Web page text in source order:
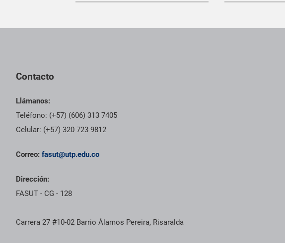
Contacto
Llámanos:
Teléfono: (+57) (606) 313 7405
Celular: (+57) 320 723 9812
Correo: fasut@utp.edu.co
Dirección:
FASUT - CG - 128
Carrera 27 #10-02 Barrio Álamos Pereira, Risaralda